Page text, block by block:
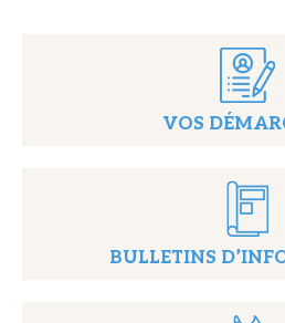
VOS
BULLETINS